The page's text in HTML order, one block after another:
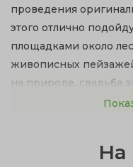
проведения
этого отлично
площадками около
живописных
на природе, свадьба
обслуживание;На